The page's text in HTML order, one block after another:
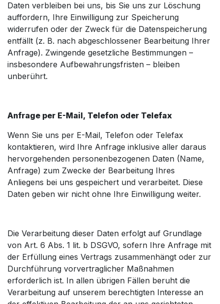
Daten verbleiben bei uns, bis Sie uns zur Löschung
auffordern, Ihre Einwilligung zur Speicherung
widerrufen oder der Zweck für die Datenspeicherung
entfällt (z. B. nach abgeschlossener Bearbeitung Ihrer
Anfrage). Zwingende gesetzliche Bestimmungen –
insbesondere Aufbewahrungsfristen – bleiben
unberührt.
Anfrage per E-Mail, Telefon oder Telefax
Wenn Sie uns per E-Mail, Telefon oder Telefax
kontaktieren, wird Ihre Anfrage inklusive aller daraus
hervorgehenden personenbezogenen Daten (Name,
Anfrage) zum Zwecke der Bearbeitung Ihres
Anliegens bei uns gespeichert und verarbeitet. Diese
Daten geben wir nicht ohne Ihre Einwilligung weiter.
Die Verarbeitung dieser Daten erfolgt auf Grundlage
von Art. 6 Abs. 1 lit. b DSGVO, sofern Ihre Anfrage mit
der Erfüllung eines Vertrags zusammenhängt oder zur
Durchführung vorvertraglicher Maßnahmen
erforderlich ist. In allen übrigen Fällen beruht die
Verarbeitung auf unserem berechtigten Interesse an